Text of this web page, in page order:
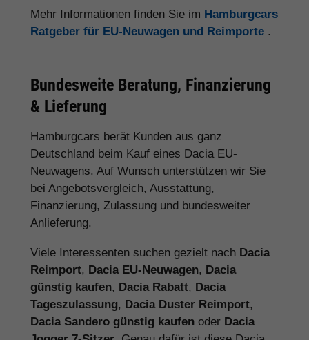
Mehr Informationen finden Sie im Hamburgcars
Ratgeber für EU-Neuwagen und Reimporte .
Bundesweite Beratung, Finanzierung
& Lieferung
Hamburgcars berät Kunden aus ganz
Deutschland beim Kauf eines Dacia EU-
Neuwagens. Auf Wunsch unterstützen wir Sie
bei Angebotsvergleich, Ausstattung,
Finanzierung, Zulassung und bundesweiter
Anlieferung.
Viele Interessenten suchen gezielt nach Dacia
Reimport, Dacia EU-Neuwagen, Dacia
günstig kaufen, Dacia Rabatt, Dacia
Tageszulassung, Dacia Duster Reimport,
Dacia Sandero günstig kaufen oder Dacia